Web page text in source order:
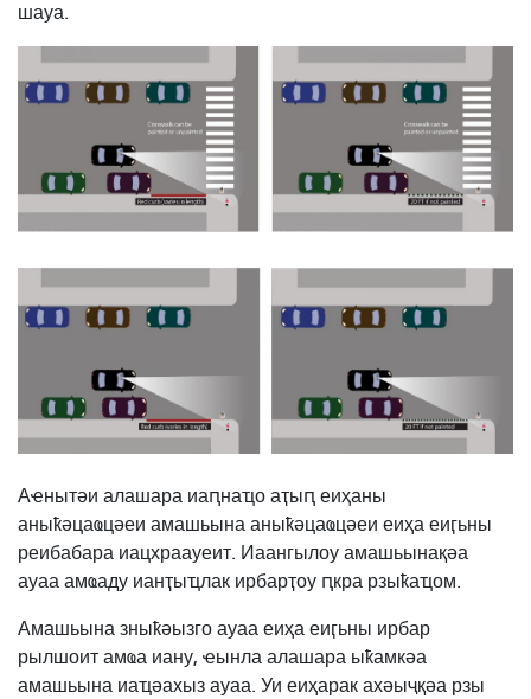
шауа.
Аҽнытәи алашара иаԥнаҵо аҭыԥ еиҳаны
аныҟәцаҩцәеи амашьына аныҟәцаҩцәеи еиҳа еиӷьны
реибабара иацхраауеит. Иаангылоу амашьынақәа
ауаа амҩаду ианҭыҵлак ирбарҭоу ԥкра рзыҟаҵом.
Амашьына зныҟәызго ауаа еиҳа еиӷьны ирбар
рылшоит амҩа иану, ҽынла алашара ыҟамкәа
амашьына иаҵәахыз ауаа. Уи еиҳарак ахәыҷқәа рзы